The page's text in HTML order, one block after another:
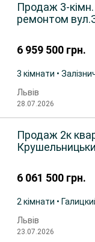
6 959 500 грн.
Продаж 3-
ремонтом
3 кімнати •
Львів
28.07.2026
6 061 500 грн.
Продаж 2к
2 кімнати •
Львів
23.07.2026